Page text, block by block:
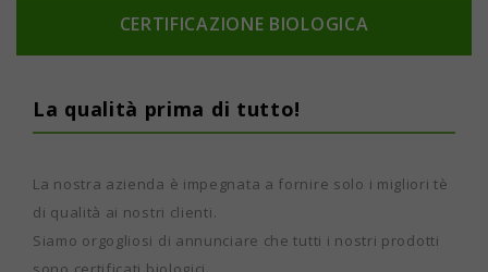
CERTIFICAZIONE BIOLOGICA
La qualità prima di tutto!
La nostra azienda è impegnata a fornire solo i migliori tè
di qualità ai nostri clienti.
Siamo orgogliosi di annunciare che tutti i nostri prodotti